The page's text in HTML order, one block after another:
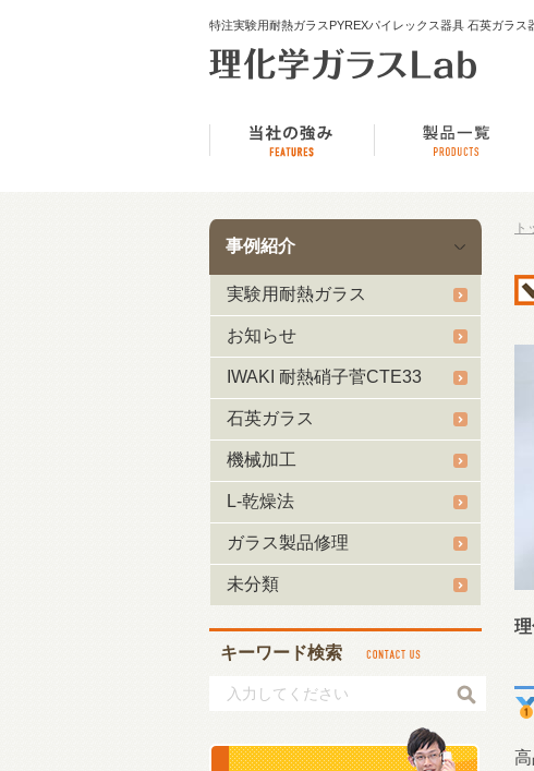
特注実験用耐熱ガラスPYREXパイレックス器具 石英ガラス
事例紹介
実験用耐熱ガラス
お知らせ
IWAKI 耐熱硝子菅CTE33
石英ガラス
機械加工
L-乾燥法
ガラス製品修理
未分類
キーワード検索